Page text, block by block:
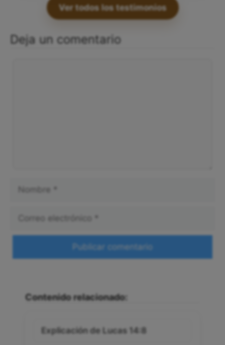
Ver todos los testimonios
Deja un comentario
Contenido relacionado:
Explicación de Lucas 14:8